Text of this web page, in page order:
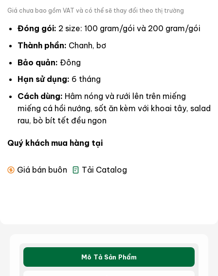
Giá chưa bao gồm VAT và có thể sẽ thay đổi theo thị trường
Đóng gói: 2 size: 100 gram/gói và 200 gram/gói
Thành phần: Chanh, bơ
Bảo quản: Đông
Hạn sử dụng: 6 tháng
Cách dùng: Hâm nóng và rưới lên trên miếng
miếng cá hồi nướng, sốt ăn kèm với khoai tây, salad
rau, bò bít tết đều ngon
Quý khách mua hàng tại
Giá bán buôn Tải Catalog
Mô Tả Sản Phẩm